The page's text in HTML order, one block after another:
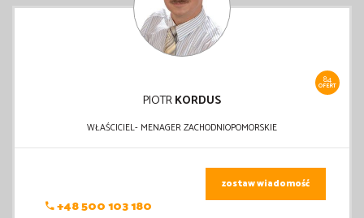
84
OFERT
PIOTRKORDUS
WŁAŚCICIEL- MENAGER ZACHODNIOPOMORSKIE
+48 500 103 180
zostaw wiadomość